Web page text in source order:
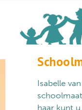
Isabelle
haar kunt